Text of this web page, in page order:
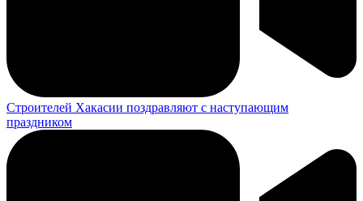
Строителей Хакасии поздравляют с наступающим
праздником